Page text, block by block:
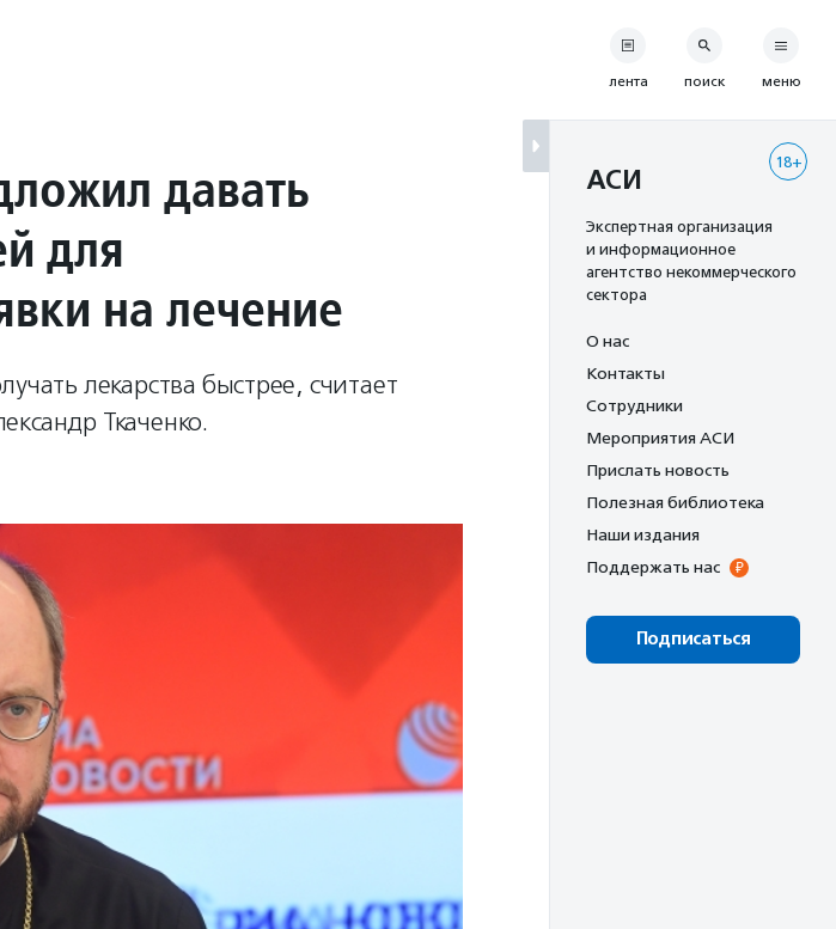
давать
для
на лечение
лекарства быстрее, считает
Ткаченко.
лента поиск меню
18+
АСИ
Экспертная организация
и информационное
агентство некоммерческого
сектора
О нас
Контакты
Сотрудники
Мероприятия АСИ
Прислать новость
Полезная библиотека
Наши издания
Поддержать нас
Подписаться